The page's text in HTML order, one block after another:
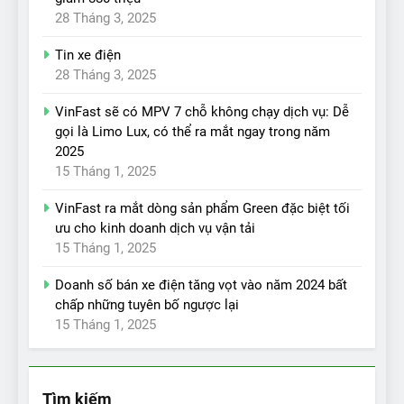
28 Tháng 3, 2025
Tin xe điện
28 Tháng 3, 2025
VinFast sẽ có MPV 7 chỗ không chạy dịch vụ: Dễ
gọi là Limo Lux, có thể ra mắt ngay trong năm
2025
15 Tháng 1, 2025
VinFast ra mắt dòng sản phẩm Green đặc biệt tối
ưu cho kinh doanh dịch vụ vận tải
15 Tháng 1, 2025
Doanh số bán xe điện tăng vọt vào năm 2024 bất
chấp những tuyên bố ngược lại
15 Tháng 1, 2025
Tìm kiếm